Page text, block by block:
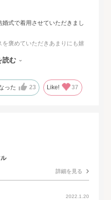
式で着用させていただきまし
褒めていただきあまりにも嬉
と思いました。とても素敵な
いただき、心より感謝申し上げ
読む
った 23 Like! 37
詳細を見る
2022.1.20